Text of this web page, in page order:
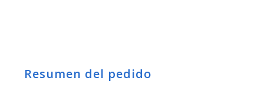
Resumen del pedido